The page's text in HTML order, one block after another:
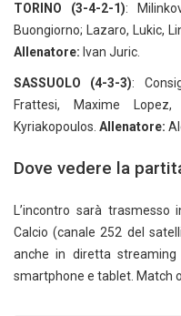
TORINO (3-4-2-1):
Buongiorno; Lazaro, Lukic,
Allenatore: Ivan Juric.
SASSUOLO (4-3-3):
Frattesi, Maxime Lopez,
Kyriakopoulos. Allenatore:
Dove vedere la
L’incontro sarà
Calcio (canale 252 del
anche in diretta
smartphone e tablet. Match